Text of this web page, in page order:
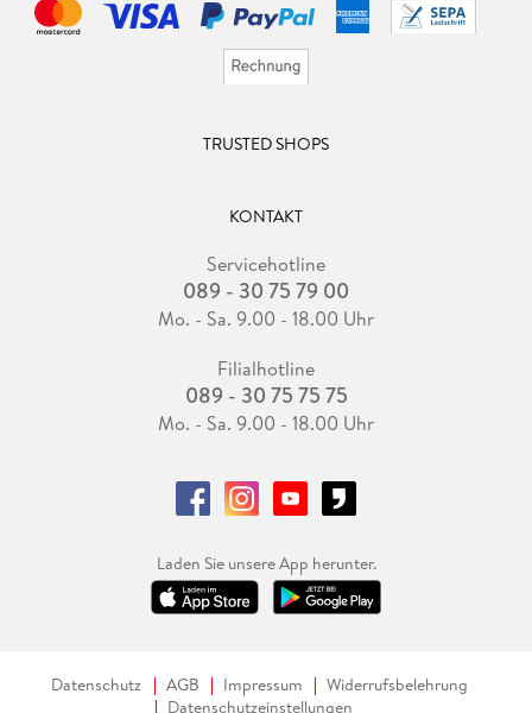
TRUSTED SHOPS
KONTAKT
Servicehotline
089 - 30 75 79 00
Mo. - Sa. 9.00 - 18.00 Uhr
Filialhotline
089 - 30 75 75 75
Mo. - Sa. 9.00 - 18.00 Uhr
Laden Sie unsere App herunter.
Datenschutz AGB Impressum
Widerrufsbelehrung
Datenschutzeinstellungen